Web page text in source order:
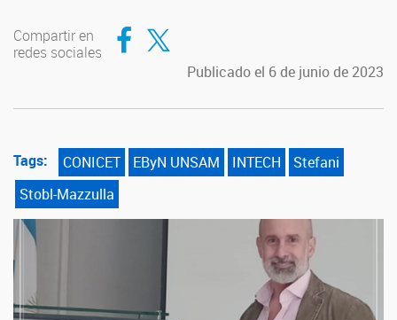
Compartir en
redes sociales
Compartir en Facebook
Compartir en Twitter
Publicado el 6 de junio de 2023
Tags: CONICET EByN UNSAM INTECH
Stefani
Stobl-Mazzulla